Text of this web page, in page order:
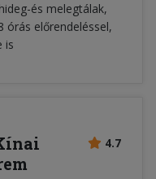
és melegtálak,
órás előrendeléssel,
is
4.7